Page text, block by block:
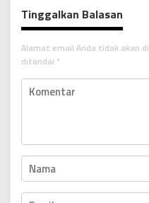
a
s
i
p
o
Tinggalkan Balasan
Alamat email Anda tidak akan
ditandai *